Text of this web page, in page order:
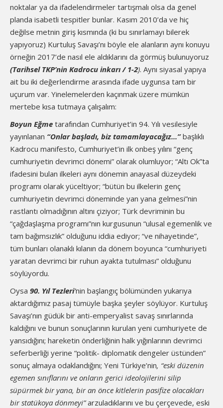
noktalar ya da ifadelendirmeler tartışmalı olsa da genel
planda isabetli tespitler bunlar. Kasım 2010’da ve hiç
değilse metnin giriş kısmında (ki bu sınırlamayı bilerek
yapıyoruz) Kurtuluş Savaşı’nı böyle ele alanların aynı konuyu
örneğin 2017’de nasıl ele aldıklarını da görmüş bulunuyoruz
(Tarihsel TKP’nin Kadrocu inkarı / 1-2). Aynı siyasal yapıya
ait bu iki değerlendirme arasında ifade uygunsa tam bir
uçurum var. Yinelemelerden kaçınmak üzere mümkün
mertebe kısa tutmaya çalışalım:
Boyun Eğme tarafından Cumhuriyet’in 94. Yılı vesilesiyle
yayınlanan “Onlar başladı, biz tamamlayacağız...”başlıklı
Kadrocu manifesto, Cumhuriyet’in ilk onbeş yılını “genç
cumhuriyetin devrimci dönemi” olarak olumluyor; “Altı Ok”ta
ifadesini bulan ilkeleri aynı dönemin anayasal düzeydeki
programı olarak yüceltiyor; “bütün bu ilkelerin genç
cumhuriyetin devrimci döneminde yan yana gelmesi”nin
rastlantı olmadığının altını çiziyor; Türk devriminin bu
“çağdaşlaşma programı”nın kurgusunun “ulusal egemenlik ve
tam bağımsızlık” olduğunu iddia ediyor; “ve nihayetinde”,
tüm bunları olanaklı kılanın da dönem boyunca “cumhuriyeti
yaratan devrimci bir ruhun ayakta tutulması” olduğunu
söylüyordu.
Oysa 90. Yıl Tezleri’nin başlangıç bölümünden yukarıya
aktardığımız pasaj tümüyle başka şeyler söylüyor. Kurtuluş
Savaşı’nın güdük bir anti-emperyalist savaş sınırlarında
kaldığını ve bunun sonuçlarının kurulan yeni cumhuriyete de
yansıdığını; hareketin önderliğinin halk yığınlarının devrimci
seferberliği yerine “politik- diplomatik dengeler üstünden”
sonuç almaya odaklandığını; Yeni Türkiye’nin, “eski düzenin
egemen sınıflarını ve onların gerici ideolojilerini silip
süpürmek bir yana, bir an önce kitlelerin pasifize olacakları
bir statükoya dönmeyi”arzuladıklarını ve bu çerçevede, eski